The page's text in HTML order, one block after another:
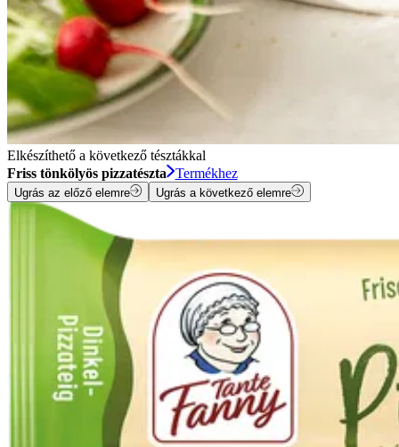
Elkészíthető a következő tésztákkal
Friss tönkölyös pizzatészta
Termékhez
Ugrás az előző elemre Ugrás a következő elemre